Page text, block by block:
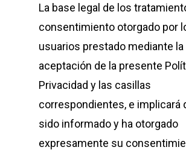
La base legal de los
consentimiento otorgado por
usuarios prestado mediante la
aceptación de la presente
Privacidad y las casillas
correspondientes, e implicará
sido informado y ha otorgado
expresamente su